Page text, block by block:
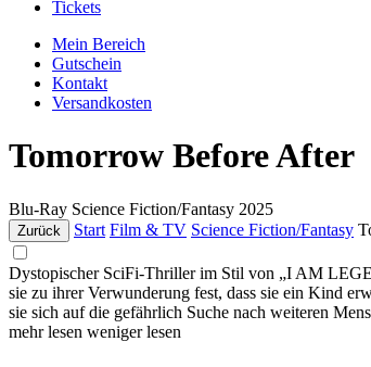
Tickets
Mein Bereich
Gutschein
Kontakt
Versandkosten
Tomorrow Before After
Blu-Ray Science Fiction/Fantasy 2025
Zurück Start Film & TV Science Fiction/Fantasy
Dystopischer SciFi-Thriller im Stil von „I AM
sie zu ihrer Verwunderung fest, dass sie ein Kind
sie sich auf die gefährlich Suche nach weiteren
mehr lesen weniger lesen